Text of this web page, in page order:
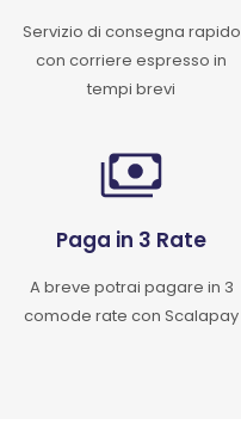
Servizio di consegna rapido
con corriere espresso in
tempi brevi
Paga in 3 Rate
A breve potrai pagare in 3
comode rate con Scalapay